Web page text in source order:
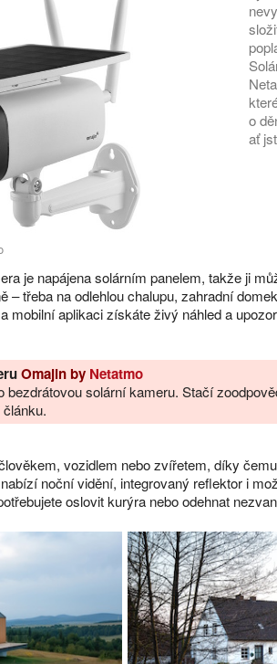
o
ať
je napájena solárním panelem, takže ji
– třeba na odlehlou chalupu, zahradní
mobilní aplikaci získáte živý náhled a
Omajin by Netatmo
bezdrátovou solární kameru. Stačí
vozidlem nebo zvířetem, díky
noční vidění, integrovaný reflektor i
oslovit kurýra nebo odehnat